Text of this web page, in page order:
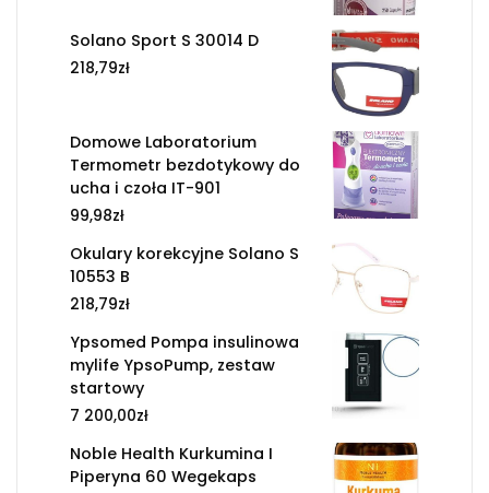
Solano Sport S 30014 D
218,79zł
Domowe Laboratorium
Termometr bezdotykowy do
ucha i czoła IT-901
99,98zł
Okulary korekcyjne Solano S
10553 B
218,79zł
Ypsomed Pompa insulinowa
mylife YpsoPump, zestaw
startowy
7 200,00zł
Noble Health Kurkumina I
Piperyna 60 Wegekaps